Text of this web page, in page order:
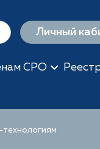
Личный
СРО